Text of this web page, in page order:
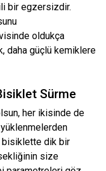
bir egzersizdir.
oldukça
daha güçlü kemiklere
Sürme
her ikisinde de
yüklenmelerden
bisiklette dik bir
size